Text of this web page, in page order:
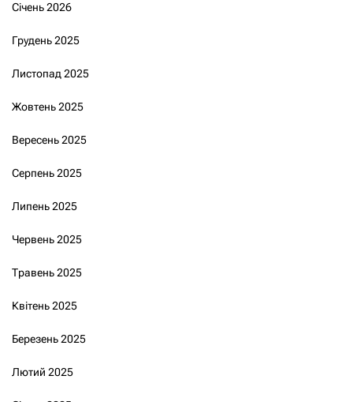
Січень 2026
Грудень 2025
Листопад 2025
Жовтень 2025
Вересень 2025
Серпень 2025
Липень 2025
Червень 2025
Травень 2025
Квітень 2025
Березень 2025
Лютий 2025